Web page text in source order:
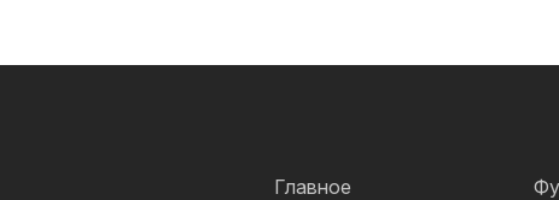
Главное